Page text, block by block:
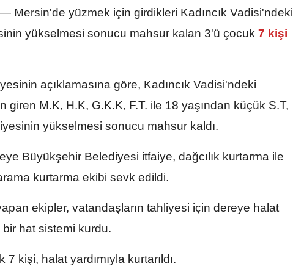
— Mersin'de yüzmek için girdikleri Kadıncık Vadisi'ndeki
yükselmesi sonucu mahsur kalan 3'ü çocuk 7 kişi
açıklamasına göre, Kadıncık Vadisi'ndeki
giren M.K, H.K, G.K.K, F.T. ile 18 yaşından küçük S.T,
yükselmesi sonucu mahsur kaldı.
Büyükşehir Belediyesi itfaiye, dağcılık kurtarma ile
kurtarma ekibi sevk edildi.
ekipler, vatandaşların tahliyesi için dereye halat
hat sistemi kurdu.
kişi, halat yardımıyla kurtarıldı.